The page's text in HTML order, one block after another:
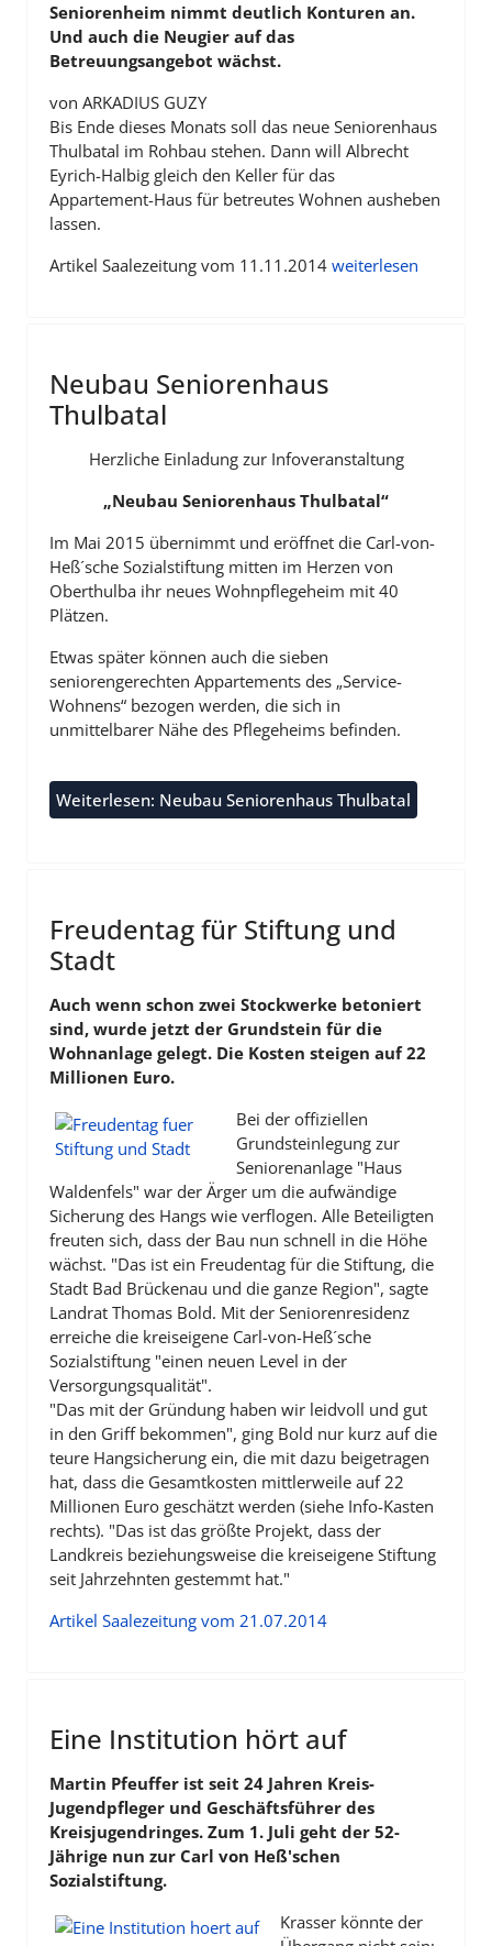
Seniorenheim nimmt deutlich Konturen an.
Und auch die Neugier auf das
Betreuungsangebot wächst.
von ARKADIUS GUZY
Bis Ende dieses Monats soll das neue Seniorenhaus
Thulbatal im Rohbau stehen. Dann will Albrecht
Eyrich-Halbig gleich den Keller für das
Appartement-Haus für betreutes Wohnen ausheben
lassen.
Artikel Saalezeitung vom 11.11.2014 weiterlesen
Neubau Seniorenhaus
Thulbatal
Herzliche Einladung zur Infoveranstaltung
„Neubau Seniorenhaus Thulbatal“
Im Mai 2015 übernimmt und eröffnet die Carl-von-
Heß´sche Sozialstiftung mitten im Herzen von
Oberthulba ihr neues Wohnpflegeheim mit 40
Plätzen.
Etwas später können auch die sieben
seniorengerechten Appartements des „Service-
Wohnens“ bezogen werden, die sich in
unmittelbarer Nähe des Pflegeheims befinden.
Weiterlesen: Neubau Seniorenhaus Thulbatal
Freudentag für Stiftung und
Stadt
Auch wenn schon zwei Stockwerke betoniert
sind, wurde jetzt der Grundstein für die
Wohnanlage gelegt. Die Kosten steigen auf 22
Millionen Euro.
Bei der offiziellen
Grundsteinlegung zur
Seniorenanlage "Haus
Waldenfels" war der Ärger um die aufwändige
Sicherung des Hangs wie verflogen. Alle Beteiligten
freuten sich, dass der Bau nun schnell in die Höhe
wächst. "Das ist ein Freudentag für die Stiftung, die
Stadt Bad Brückenau und die ganze Region", sagte
Landrat Thomas Bold. Mit der Seniorenresidenz
erreiche die kreiseigene Carl-von-Heß´sche
Sozialstiftung "einen neuen Level in der
Versorgungsqualität".
"Das mit der Gründung haben wir leidvoll und gut
in den Griff bekommen", ging Bold nur kurz auf die
teure Hangsicherung ein, die mit dazu beigetragen
hat, dass die Gesamtkosten mittlerweile auf 22
Millionen Euro geschätzt werden (siehe Info-Kasten
rechts). "Das ist das größte Projekt, dass der
Landkreis beziehungsweise die kreiseigene Stiftung
seit Jahrzehnten gestemmt hat."
Artikel Saalezeitung vom 21.07.2014
Eine Institution hört auf
Martin Pfeuffer ist seit 24 Jahren Kreis-
Jugendpfleger und Geschäftsführer des
Kreisjugendringes. Zum 1. Juli geht der 52-
Jährige nun zur Carl von Heß'schen
Sozialstiftung.
Krasser könnte der